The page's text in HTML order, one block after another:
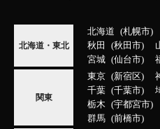
北海道・東北
北海道 札幌市
秋田
秋田市
宮城
仙台市
関東
東京 新宿区
千葉
千葉市
栃木
宇都宮市
群馬
前橋市